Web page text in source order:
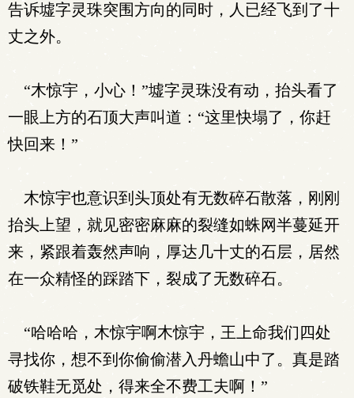
告诉墟字灵珠突围方向的同时，人已经飞到了十
丈之外。
“木惊宇，小心！”墟字灵珠没有动，抬头看了
一眼上方的石顶大声叫道：“这里快塌了，你赶
快回来！”
木惊宇也意识到头顶处有无数碎石散落，刚刚
抬头上望，就见密密麻麻的裂缝如蛛网半蔓延开
来，紧跟着轰然声响，厚达几十丈的石层，居然
在一众精怪的踩踏下，裂成了无数碎石。
“哈哈哈，木惊宇啊木惊宇，王上命我们四处
寻找你，想不到你偷偷潜入丹蟾山中了。真是踏
破铁鞋无觅处，得来全不费工夫啊！”